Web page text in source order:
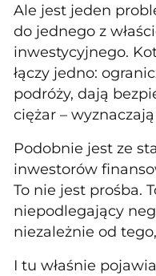
Ale jest jeden
do jednego z
inwestycyjnego.
łączy jedno:
podróży, dają
ciężar –
Podobnie jest ze
inwestorów
To nie jest prośba.
niepodlegający
niezależnie od
I tu właśnie